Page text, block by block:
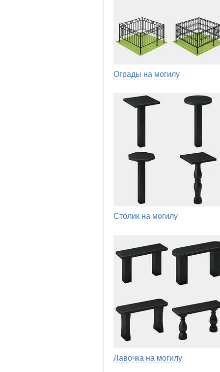
Ограды на могилу
Столик на могилу
Лавочка на могилу